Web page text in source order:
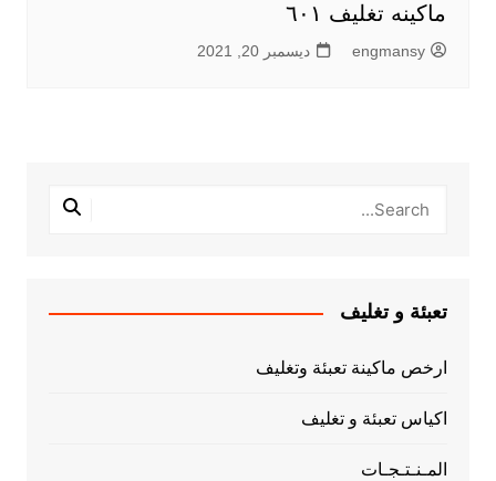
ماكينه تغليف ٦٠١
engmansy ديسمبر 20, 2021
تعبئة و تغليف
ارخص ماكينة تعبئة وتغليف
اكياس تعبئة و تغليف
المـنـتـجـات